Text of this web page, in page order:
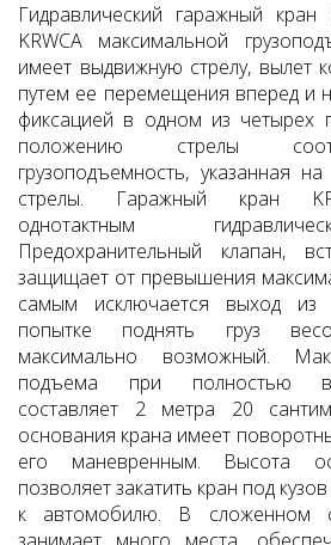
Гидравлический гаражный кран
KRWCA максимальной
имеет выдвижную стрелу, вылет
путем ее перемещения вперед и
фиксацией в одном из четырех
положению стрелы
грузоподъемность, указанная
стрелы. Гаражный кран
однотактным
Предохранительный клапан,
защищает от превышения
самым исключается выход из
попытке поднять груз
максимально возможный.
подъема при полностью
составляет 2 метра 20
основания крана имеет
его маневренным. Высота
позволяет закатить кран под
к автомобилю. В сложенном